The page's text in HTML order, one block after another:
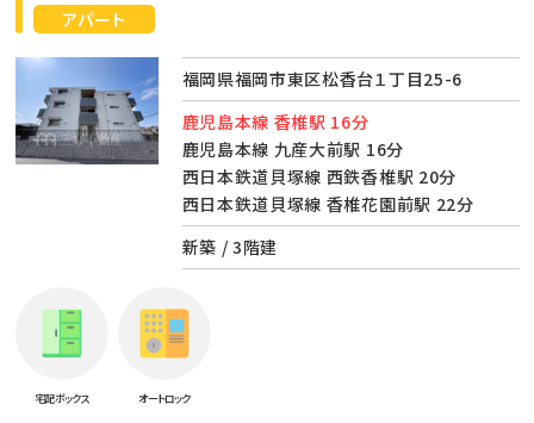
アパート
福岡県福岡市東区松香台１丁目25-6
鹿児島本線 香椎駅 16分
鹿児島本線 九産大前駅 16分
西日本鉄道貝塚線 西鉄香椎駅 20分
西日本鉄道貝塚線 香椎花園前駅 22分
新築 / 3階建
宅配ボックス オートロック